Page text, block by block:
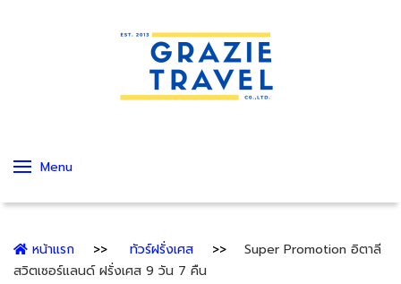
Menu
หน้าแรก ทัวร์ฝรั่งเศส
Super Promotion อิตาลี
สวิตเซอร์แลนด์ ฝรั่งเศส 9 วัน 7 คืน